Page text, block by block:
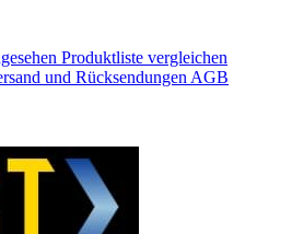
Produktliste vergleichen
und Rücksendungen AGB